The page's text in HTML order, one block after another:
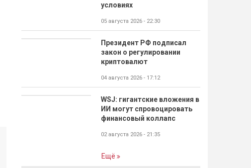
условиях
05 августа 2026 - 22:30
Президент РФ подписал
закон о регулировании
криптовалют
04 августа 2026 - 17:12
WSJ: гигантские вложения в
ИИ могут спровоцировать
финансовый коллапс
02 августа 2026 - 21:35
Ещё